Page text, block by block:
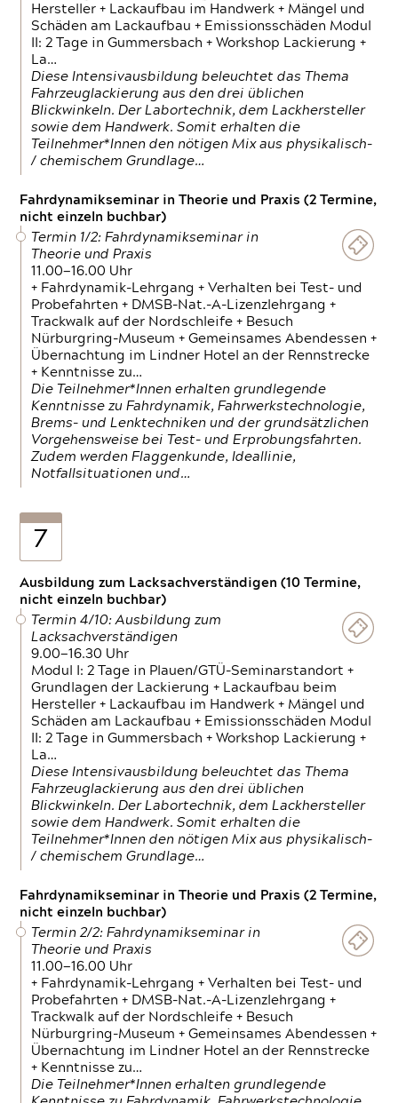
Hersteller + Lackaufbau im Handwerk + Mängel und
Schäden am Lackaufbau + Emissionsschäden Modul
II: 2 Tage in Gummersbach + Workshop Lackierung +
La…
Diese Intensivausbildung beleuchtet das Thema
Fahrzeuglackierung aus den drei üblichen
Blickwinkeln. Der Labortechnik, dem Lackhersteller
sowie dem Handwerk. Somit erhalten die
Teilnehmer*Innen den nötigen Mix aus physikalisch-
/ chemischem Grundlage…
Fahrdynamikseminar in Theorie und Praxis (2 Termine,
nicht einzeln buchbar)
Termin 1/2: Fahrdynamikseminar in
Theorie und Praxis
11.00—16.00 Uhr
+ Fahrdynamik-Lehrgang + Verhalten bei Test- und
Probefahrten + DMSB-Nat.-A-Lizenzlehrgang +
Trackwalk auf der Nordschleife + Besuch
Nürburgring-Museum + Gemeinsames Abendessen +
Übernachtung im Lindner Hotel an der Rennstrecke
+ Kenntnisse zu…
Die Teilnehmer*Innen erhalten grundlegende
Kenntnisse zu Fahrdynamik, Fahrwerkstechnologie,
Brems- und Lenktechniken und der grundsätzlichen
Vorgehensweise bei Test- und Erprobungsfahrten.
Zudem werden Flaggenkunde, Ideallinie,
Notfallsituationen und…
7
Ausbildung zum Lacksachverständigen (10 Termine,
nicht einzeln buchbar)
Termin 4/10: Ausbildung zum
Lacksachverständigen
9.00—16.30 Uhr
Modul I: 2 Tage in Plauen/GTÜ-Seminarstandort +
Grundlagen der Lackierung + Lackaufbau beim
Hersteller + Lackaufbau im Handwerk + Mängel und
Schäden am Lackaufbau + Emissionsschäden Modul
II: 2 Tage in Gummersbach + Workshop Lackierung +
La…
Diese Intensivausbildung beleuchtet das Thema
Fahrzeuglackierung aus den drei üblichen
Blickwinkeln. Der Labortechnik, dem Lackhersteller
sowie dem Handwerk. Somit erhalten die
Teilnehmer*Innen den nötigen Mix aus physikalisch-
/ chemischem Grundlage…
Fahrdynamikseminar in Theorie und Praxis (2 Termine,
nicht einzeln buchbar)
Termin 2/2: Fahrdynamikseminar in
Theorie und Praxis
11.00—16.00 Uhr
+ Fahrdynamik-Lehrgang + Verhalten bei Test- und
Probefahrten + DMSB-Nat.-A-Lizenzlehrgang +
Trackwalk auf der Nordschleife + Besuch
Nürburgring-Museum + Gemeinsames Abendessen +
Übernachtung im Lindner Hotel an der Rennstrecke
+ Kenntnisse zu…
Die Teilnehmer*Innen erhalten grundlegende